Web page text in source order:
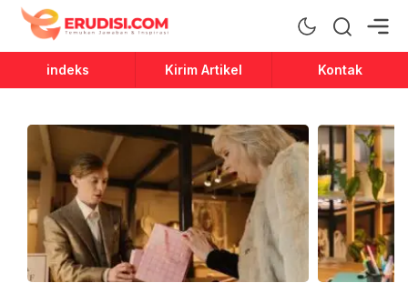
Erudisi
Temukan Jawaban dan Inspirasi
indeks Kirim Artikel Kontak